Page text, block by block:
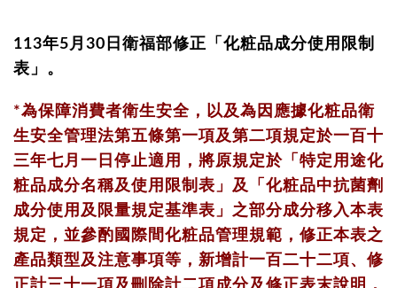
113年5月30日衛福部修正「化粧品成分使用限制
表」。
*為保障消費者衛生安全，以及為因應據化粧品衛
生安全管理法第五條第一項及第二項規定於一百十
三年七月一日停止適用，將原規定於「特定用途化
粧品成分名稱及使用限制表」及「化粧品中抗菌劑
成分使用及限量規定基準表」之部分成分移入本表
規定，並參酌國際間化粧品管理規範，修正本表之
產品類型及注意事項等，新增計一百二十二項、修